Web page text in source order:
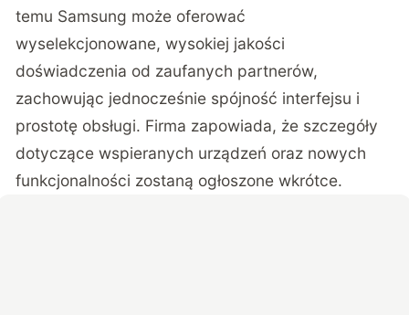
temu Samsung może oferować
wyselekcjonowane, wysokiej jakości
doświadczenia od zaufanych partnerów,
zachowując jednocześnie spójność interfejsu i
prostotę obsługi. Firma zapowiada, że szczegóły
dotyczące wspieranych urządzeń oraz nowych
funkcjonalności zostaną ogłoszone wkrótce.